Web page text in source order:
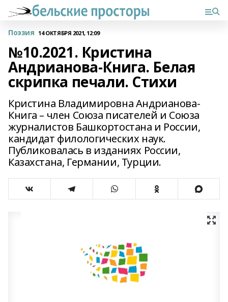
Поэзия 14 ОКТЯБРЯ 2021, 12:09
№10.2021. Кристина
Андрианова-Книга. Белая
скрипка печали. Стихи
Кристина Владимировна Андрианова-
Книга – член Союза писателей и Союза
журналистов Башкортостана и России,
кандидат филологических наук.
Публиковалась в изданиях России,
Казахстана, Германии, Турции.